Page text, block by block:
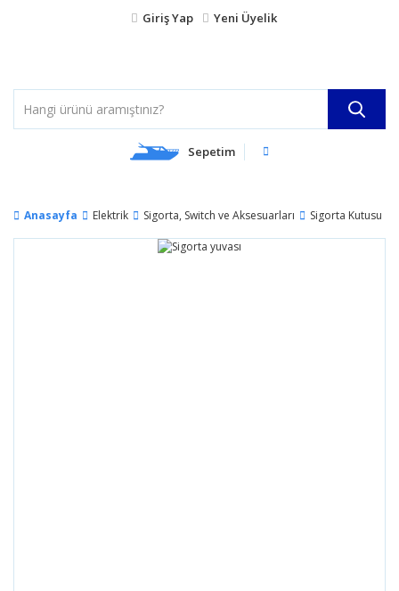
Giriş Yap Yeni Üyelik
Sepetim
Anasayfa Elektrik Sigorta, Switch ve Aksesuarları Sigorta Kutusu